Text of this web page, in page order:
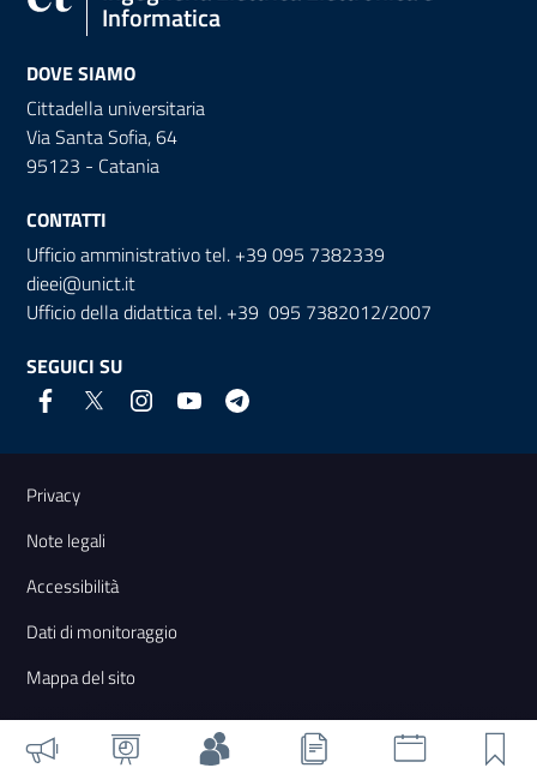
Informatica
DOVE SIAMO
Cittadella universitaria
Via Santa Sofia, 64
95123 - Catania
CONTATTI
Ufficio amministrativo tel. +39 095 7382339
dieei@unict.it
Ufficio della didattica tel. +39 095 7382012/2007
SEGUICI SU
Link e informazioni utili
Privacy
Note legali
Accessibilità
Dati di monitoraggio
Mappa del sito